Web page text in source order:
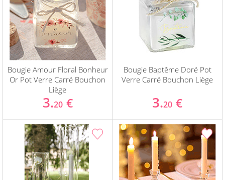
Bougie Amour Floral Bonheur
Or Pot Verre Carré Bouchon
Liège
3.20 €
Bougie Baptême Doré Pot
Verre Carré Bouchon Liège
3.20 €